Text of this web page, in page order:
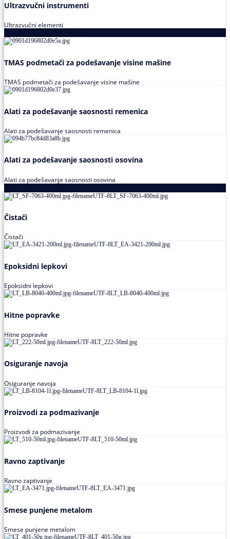
Ultrazvučni instrumenti
Ultrazvučni elementi
TMAS podmetači za podešavanje visine mašine
TMAS podmetači za podešavanje visine mašine
Alati za podešavanje saosnosti remenica
Alati za podešavanje saosnosti remenica
Alati za podešavanje saosnosti osovina
Alati za podešavanje saosnosti osovina
Čistači
Čistači
Epoksidni lepkovi
Epoksidni lepkovi
Hitne popravke
Hitne popravke
Osiguranje navoja
Osiguranje navoja
Proizvodi za podmazivanje
Proizvodi za podmazivanje
Ravno zaptivanje
Ravno zaptivanje
Smese punjene metalom
Smese punjene metalom